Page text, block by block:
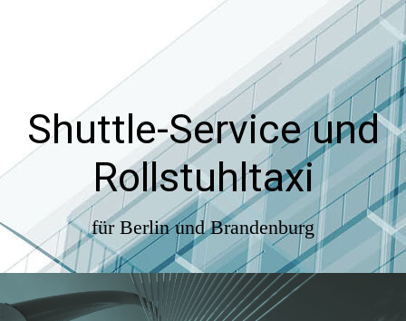
Shuttle-Service und
Rollstuhltaxi
für Berlin und Brandenburg